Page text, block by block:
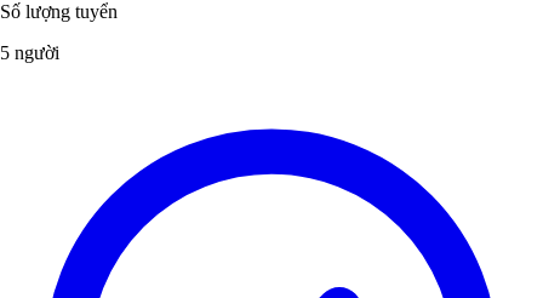
Số lượng tuyển
5 người